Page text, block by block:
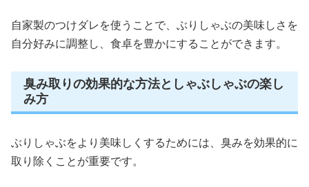
自家製のつけダレを使うことで、ぶりしゃぶの美味しさを
自分好みに調整し、食卓を豊かにすることができます。
臭み取りの効果的な方法としゃぶしゃぶの楽し
み方
ぶりしゃぶをより美味しくするためには、臭みを効果的に
取り除くことが重要です。